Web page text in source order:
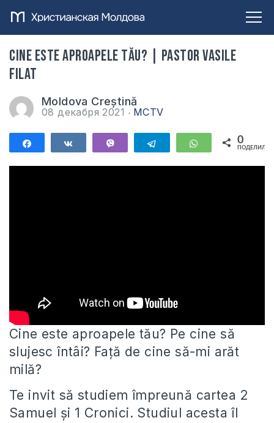
Cine este aproapele tău? | Pastor Vasile
Filat
Moldova Creștină
08 декабря 2021 MCTV
ПоделитьсяПоделиться Telegram WhatsApp
0
Cine este aproapele tău? Pe cine să
slujesc întâi? Față de cine să-mi arăt
milă?
Te invit să studiem împreună cartea 2
Samuel și 1 Cronici. Studiul acesta îl